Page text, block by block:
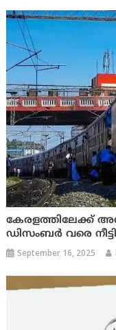
കേരളത്തിലേക്ക്
ഡിസംബര്‍ വരെ നീട്ടി
September 16, 2025